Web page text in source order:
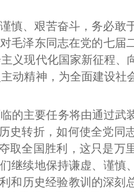
慎、艰苦奋斗，务必敢
毛泽东同志在党的七届
义现代化国家新征程、
动精神，为全面建设社
的主要任务将由通过武
史转折，如何使全党同
取全国胜利，这只是万
继续地保持谦虚、谨慎
和历史经验教训的深刻